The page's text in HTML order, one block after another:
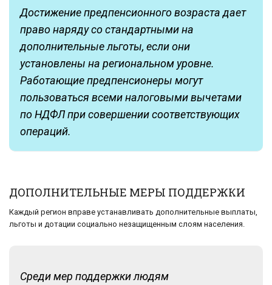
Достижение предпенсионного возраста дает
право наряду со стандартными на
дополнительные льготы, если они
установлены на региональном уровне.
Работающие предпенсионеры могут
пользоваться всеми налоговыми вычетами
по НДФЛ при совершении соответствующих
операций.
ДОПОЛНИТЕЛЬНЫЕ МЕРЫ ПОДДЕРЖКИ
Каждый регион вправе устанавливать дополнительные выплаты,
льготы и дотации социально незащищенным слоям населения.
Среди мер поддержки людям